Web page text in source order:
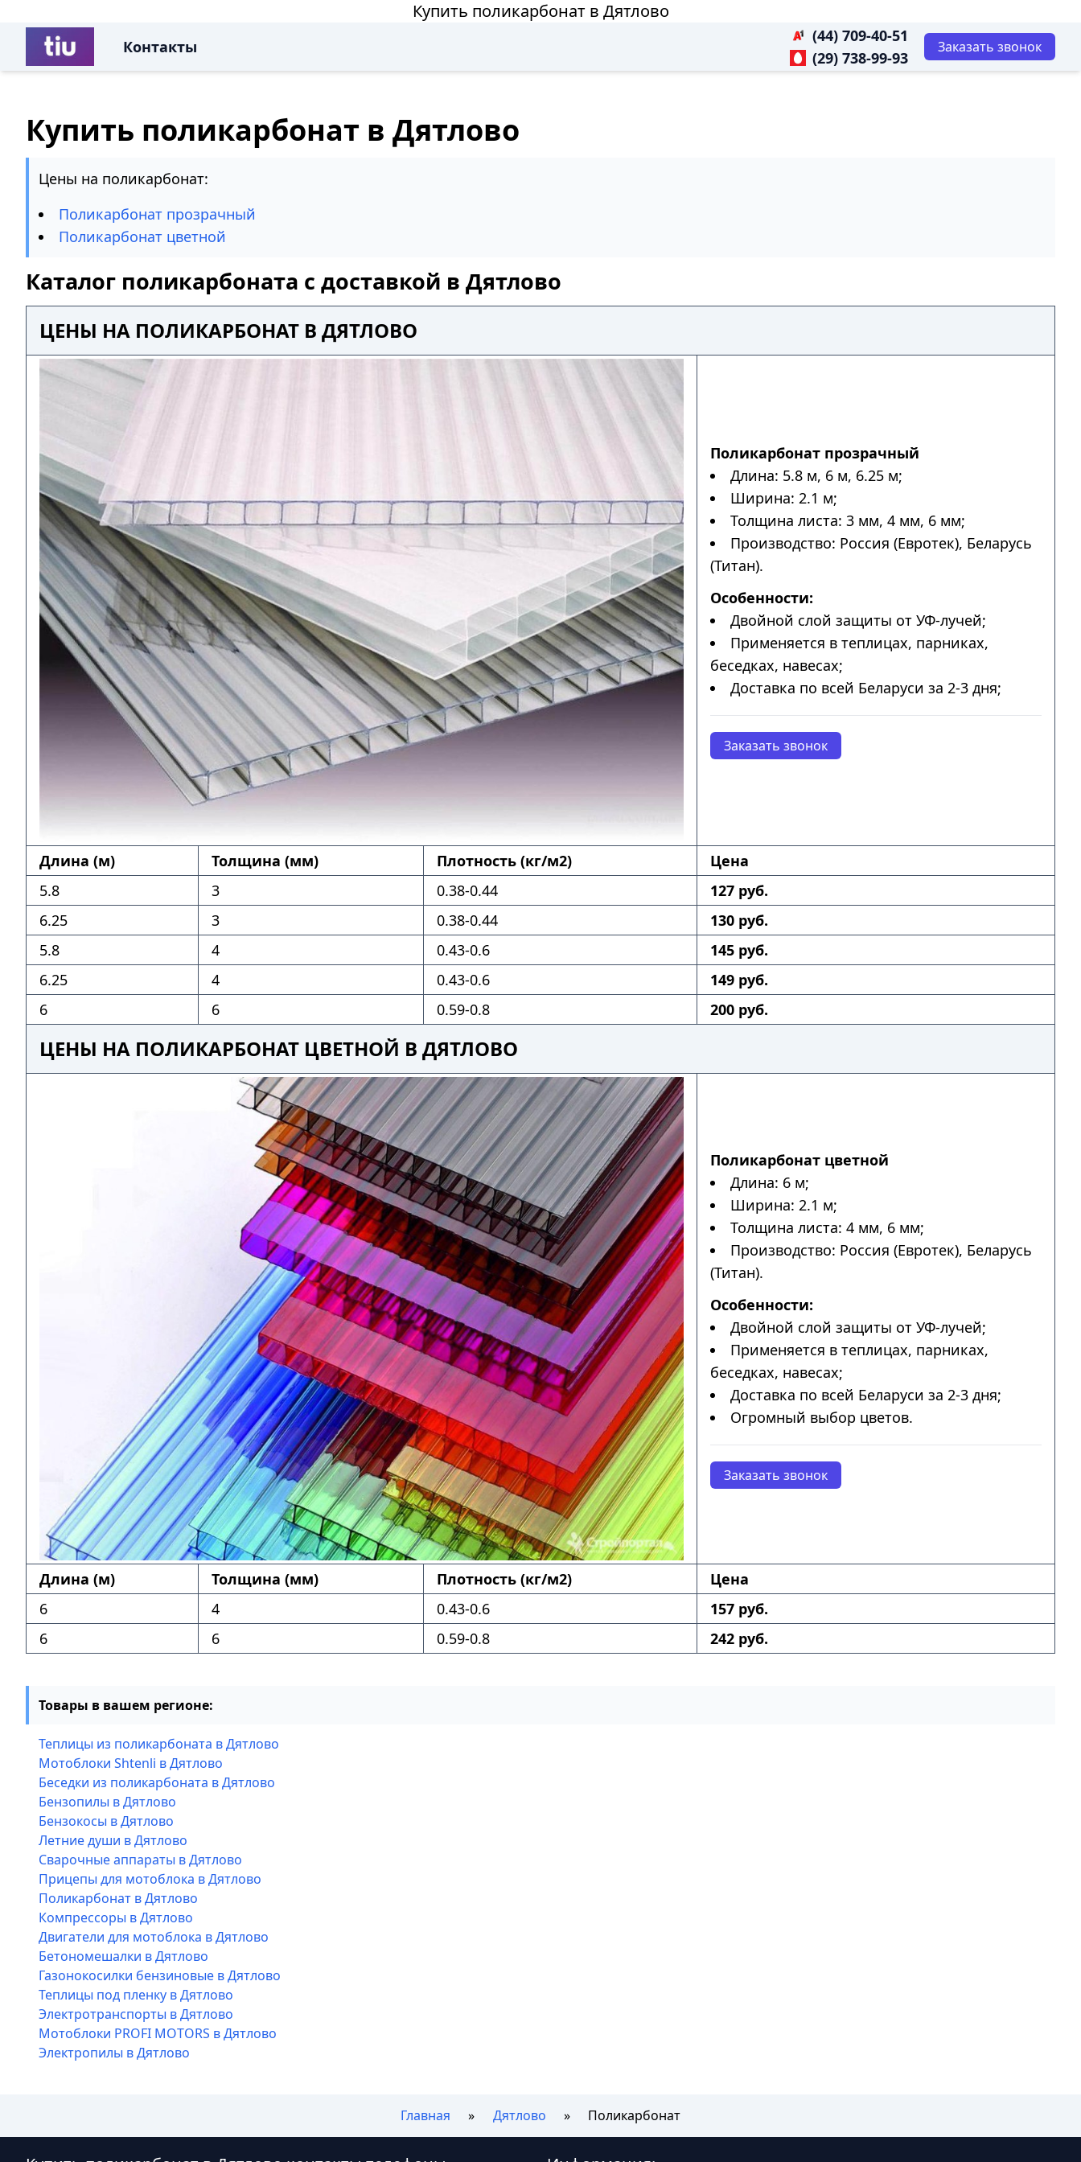
Купить поликарбонат в Дятлово
Контакты
(44) 709-40-51
(29) 738-99-93
Заказать звонок
Купить поликарбонат в Дятлово
Цены на поликарбонат:
Поликарбонат прозрачный
Поликарбонат цветной
Каталог поликарбоната с доставкой в Дятлово
ЦЕНЫ НА ПОЛИКАРБОНАТ В ДЯТЛОВО
Поликарбонат прозрачный
Длина: 5.8 м, 6 м, 6.25 м;
Ширина: 2.1 м;
Толщина листа: 3 мм, 4 мм, 6 мм;
Производство: Россия (Евротек), Беларусь
(Титан).
Особенности:
Двойной слой защиты от УФ-лучей;
Применяется в теплицах, парниках,
беседках, навесах;
Доставка по всей Беларуси за 2-3 дня;
Заказать звонок
Длина (м) Толщина (мм) Плотность (кг/м2)
Цена
5.8
3 0.38-0.44
127 руб.
6.25
3 0.38-0.44
130 руб.
5.8
4 0.43-0.6
145 руб.
6.25
4 0.43-0.6
149 руб.
6
6 0.59-0.8 200 руб.
ЦЕНЫ НА ПОЛИКАРБОНАТ ЦВЕТНОЙ В ДЯТЛОВО
Поликарбонат цветной
Длина: 6 м;
Ширина: 2.1 м;
Толщина листа: 4 мм, 6 мм;
Производство: Россия (Евротек), Беларусь
(Титан).
Особенности:
Двойной слой защиты от УФ-лучей;
Применяется в теплицах, парниках,
беседках, навесах;
Доставка по всей Беларуси за 2-3 дня;
Огромный выбор цветов.
Заказать звонок
Длина (м) Толщина (мм) Плотность (кг/м2)
Цена
6
4 0.43-0.6
157 руб.
6
6 0.59-0.8 242 руб.
Товары в вашем регионе:
Теплицы из поликарбоната в Дятлово
Мотоблоки Shtenli в Дятлово
Беседки из поликарбоната в Дятлово
Бензопилы в Дятлово
Бензокосы в Дятлово
Летние души в Дятлово
Сварочные аппараты в Дятлово
Прицепы для мотоблока в Дятлово
Поликарбонат в Дятлово
Компрессоры в Дятлово
Двигатели для мотоблока в Дятлово
Бетономешалки в Дятлово
Газонокосилки бензиновые в Дятлово
Теплицы под пленку в Дятлово
Электротранспорты в Дятлово
Мотоблоки PROFI MOTORS в Дятлово
Электропилы в Дятлово
Главная Дятлово Поликарбонат